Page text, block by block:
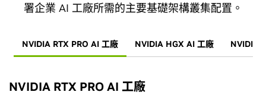
署企業 AI 工廠所需的主要基礎架構叢集配置。
NVIDIA RTX PRO AI 工廠 NVIDIA HGX AI 工廠 NVIDIA
NVIDIA RTX PRO AI 工廠